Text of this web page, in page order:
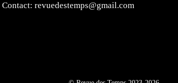
Contact: revuedestemps@gmail.com